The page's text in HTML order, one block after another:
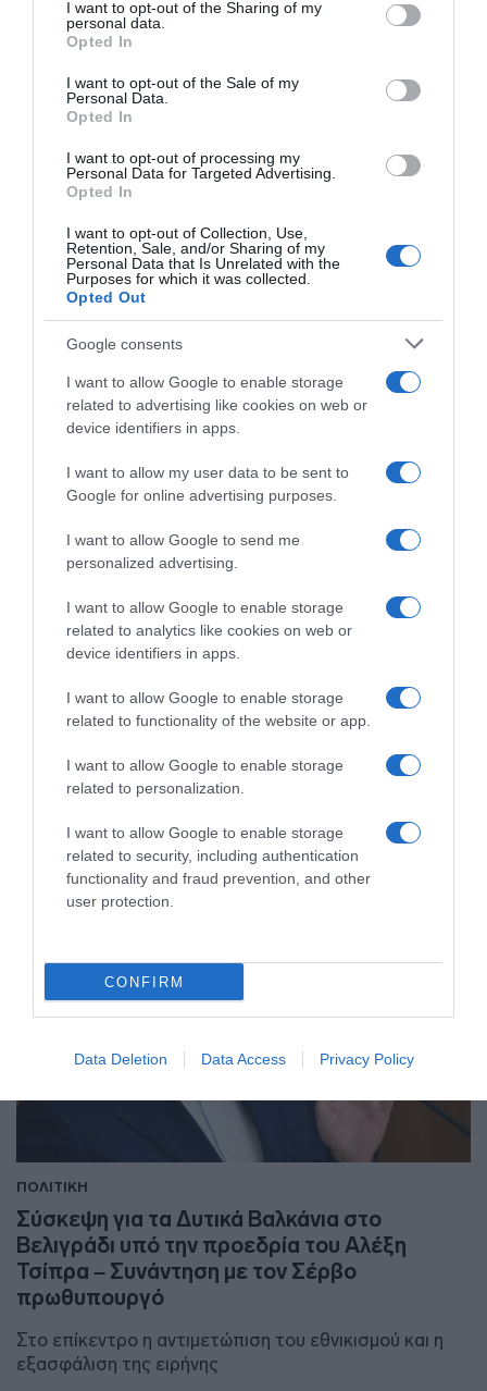
not limited to your visit or usage behaviour. You may click to
grant or deny consent to Google and its third-party tags to
use your data for below specified purposes in below Google
consent section.
I want to opt-out of the Sharing of my
personal data.
Opted In
I want to opt-out of the Sale of my
Personal Data.
Opted In
I want to opt-out of processing my
Personal Data for Targeted Advertising.
Opted In
I want to opt-out of Collection, Use,
Retention, Sale, and/or Sharing of my
Personal Data that Is Unrelated with the
Purposes for which it was collected.
Opted Out
Google consents
I want to allow Google to enable storage
related to advertising like cookies on web or
device identifiers in apps.
I want to allow my user data to be sent to
Google for online advertising purposes.
I want to allow Google to send me
personalized advertising.
I want to allow Google to enable storage
related to analytics like cookies on web or
device identifiers in apps.
I want to allow Google to enable storage
related to functionality of the website or app.
I want to allow Google to enable storage
related to personalization.
I want to allow Google to enable storage
related to security, including authentication
functionality and fraud prevention, and other
user protection.
CONFIRM
Data Deletion Data Access Privacy Policy
ΔΙΕΘΝΗ
Προανήγγειλε συναντήσεις με Μητσοτάκη
Βούτσιτς
21.10.2024 - 23:45
ΠΟΛΙΤΙΚΗ
Αλ. Τσίπρας από το Βελιγράδι: «Εάν η ΕΕ
επικίνδυνες»
υπερασπιστούμε τα εθνικά μας συμφέροντα"
ΠΟΛΙΤΙΚΗ
Σύσκεψη για τα Δυτικά Βαλκάνια στο
Βελιγράδι υπό την προεδρία του Αλέξη
Τσίπρα – Συνάντηση με τον Σέρβο
πρωθυπουργό
Στο επίκεντρο η αντιμετώπιση του εθνικισμού και η
εξασφάλιση της ειρήνης